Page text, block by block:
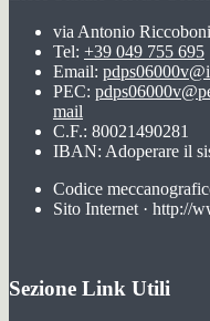
via Antonio
Tel: +39 049 755 695
Email:
PEC:
mail
C.F.: 80021490281
IBAN: Adoperare il
Codice
Sito Internet · http://
Sezione Link Utili